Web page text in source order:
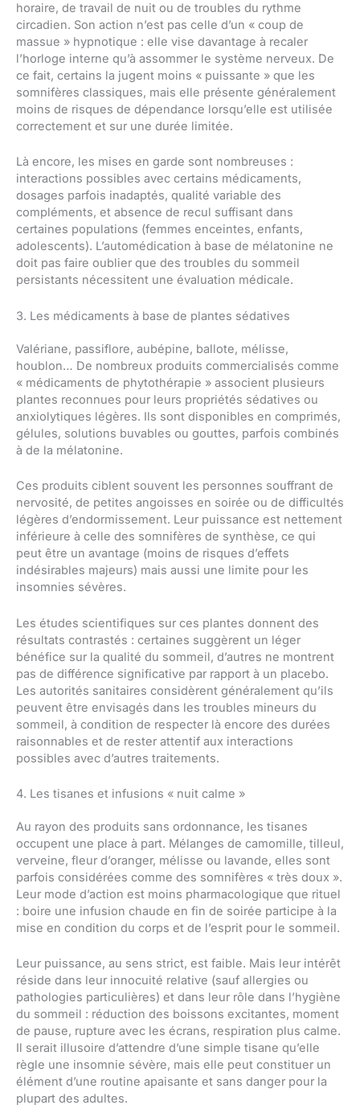
horaire, de travail de nuit ou de troubles du rythme
circadien. Son action n’est pas celle d’un « coup de
massue » hypnotique : elle vise davantage à recaler
l’horloge interne qu’à assommer le système nerveux. De
ce fait, certains la jugent moins « puissante » que les
somnifères classiques, mais elle présente généralement
moins de risques de dépendance lorsqu’elle est utilisée
correctement et sur une durée limitée.
Là encore, les mises en garde sont nombreuses :
interactions possibles avec certains médicaments,
dosages parfois inadaptés, qualité variable des
compléments, et absence de recul suffisant dans
certaines populations (femmes enceintes, enfants,
adolescents). L’automédication à base de mélatonine ne
doit pas faire oublier que des troubles du sommeil
persistants nécessitent une évaluation médicale.
3. Les médicaments à base de plantes sédatives
Valériane, passiflore, aubépine, ballote, mélisse,
houblon… De nombreux produits commercialisés comme
« médicaments de phytothérapie » associent plusieurs
plantes reconnues pour leurs propriétés sédatives ou
anxiolytiques légères. Ils sont disponibles en comprimés,
gélules, solutions buvables ou gouttes, parfois combinés
à de la mélatonine.
Ces produits ciblent souvent les personnes souffrant de
nervosité, de petites angoisses en soirée ou de difficultés
légères d’endormissement. Leur puissance est nettement
inférieure à celle des somnifères de synthèse, ce qui
peut être un avantage (moins de risques d’effets
indésirables majeurs) mais aussi une limite pour les
insomnies sévères.
Les études scientifiques sur ces plantes donnent des
résultats contrastés : certaines suggèrent un léger
bénéfice sur la qualité du sommeil, d’autres ne montrent
pas de différence significative par rapport à un placebo.
Les autorités sanitaires considèrent généralement qu’ils
peuvent être envisagés dans les troubles mineurs du
sommeil, à condition de respecter là encore des durées
raisonnables et de rester attentif aux interactions
possibles avec d’autres traitements.
4. Les tisanes et infusions « nuit calme »
Au rayon des produits sans ordonnance, les tisanes
occupent une place à part. Mélanges de camomille, tilleul,
verveine, fleur d’oranger, mélisse ou lavande, elles sont
parfois considérées comme des somnifères « très doux ».
Leur mode d’action est moins pharmacologique que rituel
: boire une infusion chaude en fin de soirée participe à la
mise en condition du corps et de l’esprit pour le sommeil.
Leur puissance, au sens strict, est faible. Mais leur intérêt
réside dans leur innocuité relative (sauf allergies ou
pathologies particulières) et dans leur rôle dans l’hygiène
du sommeil : réduction des boissons excitantes, moment
de pause, rupture avec les écrans, respiration plus calme.
Il serait illusoire d’attendre d’une simple tisane qu’elle
règle une insomnie sévère, mais elle peut constituer un
élément d’une routine apaisante et sans danger pour la
plupart des adultes.